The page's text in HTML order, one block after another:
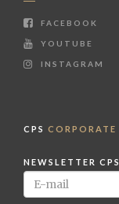
FACEBOOK
YOUTUBE
INSTAGRAM
CPS CORPORATE
NEWSLETTER CPS